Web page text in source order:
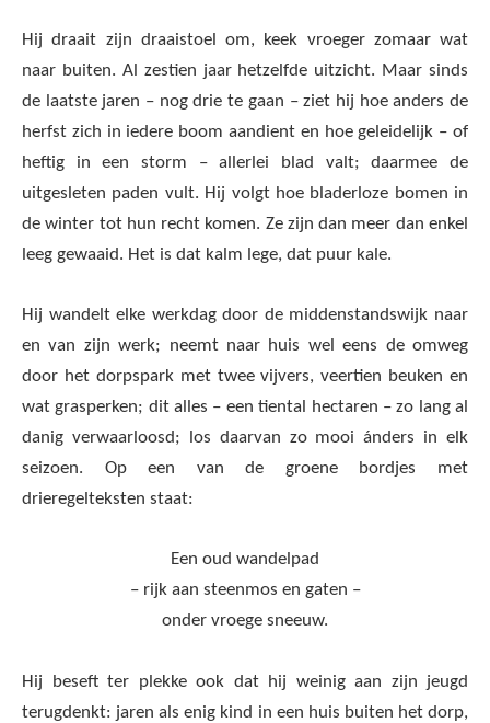
Hij draait zijn draaistoel om, keek vroeger zomaar wat
naar buiten. Al zestien jaar hetzelfde uitzicht. Maar sinds
de laatste jaren – nog drie te gaan – ziet hij hoe anders de
herfst zich in iedere boom aandient en hoe geleidelijk – of
heftig in een storm – allerlei blad valt; daarmee de
uitgesleten paden vult. Hij volgt hoe bladerloze bomen in
de winter tot hun recht komen. Ze zijn dan meer dan enkel
leeg gewaaid. Het is dat kalm lege, dat puur kale.
Hij wandelt elke werkdag door de middenstandswijk naar
en van zijn werk; neemt naar huis wel eens de omweg
door het dorpspark met twee vijvers, veertien beuken en
wat grasperken; dit alles – een tiental hectaren – zo lang al
danig verwaarloosd; los daarvan zo mooi ánders in elk
seizoen. Op een van de groene bordjes met
drieregelteksten staat:
Een oud wandelpad
– rijk aan steenmos en gaten –
onder vroege sneeuw.
Hij beseft ter plekke ook dat hij weinig aan zijn jeugd
terugdenkt: jaren als enig kind in een huis buiten het dorp,